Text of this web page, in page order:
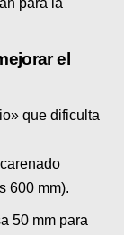
para la
el
que dificulta
600 mm).
50 mm para